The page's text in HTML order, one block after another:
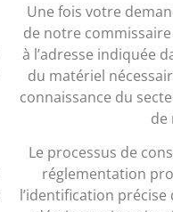
Une fois votre
de notre
à l’adresse indiquée
du matériel
connaissance du
de
Le processus de
réglementation
l’identification